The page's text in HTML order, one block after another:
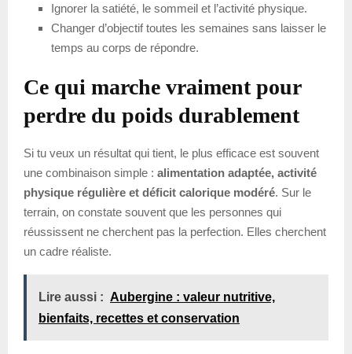
Ignorer la satiété, le sommeil et l’activité physique.
Changer d’objectif toutes les semaines sans laisser le
temps au corps de répondre.
Ce qui marche vraiment pour
perdre du poids durablement
Si tu veux un résultat qui tient, le plus efficace est souvent
une combinaison simple : alimentation adaptée, activité
physique régulière et déficit calorique modéré. Sur le
terrain, on constate souvent que les personnes qui
réussissent ne cherchent pas la perfection. Elles cherchent
un cadre réaliste.
Lire aussi : Aubergine : valeur nutritive,
bienfaits, recettes et conservation